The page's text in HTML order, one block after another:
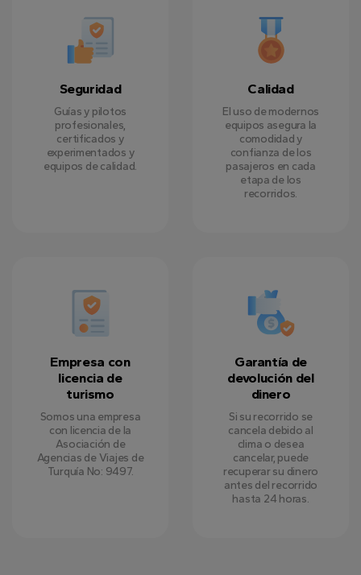
Seguridad
Guías y pilotos
profesionales,
certificados y
experimentados y
equipos de calidad.
Calidad
El uso de modernos
equipos asegura la
comodidad y
confianza de los
pasajeros en cada
etapa de los
recorridos.
Empresa con
licencia de
turismo
Somos una empresa
con licencia de la
Asociación de
Agencias de Viajes de
Turquía No: 9497.
Garantía de
devolución del
dinero
Si su recorrido se
cancela debido al
clima o desea
cancelar, puede
recuperar su dinero
antes del recorrido
hasta 24 horas.